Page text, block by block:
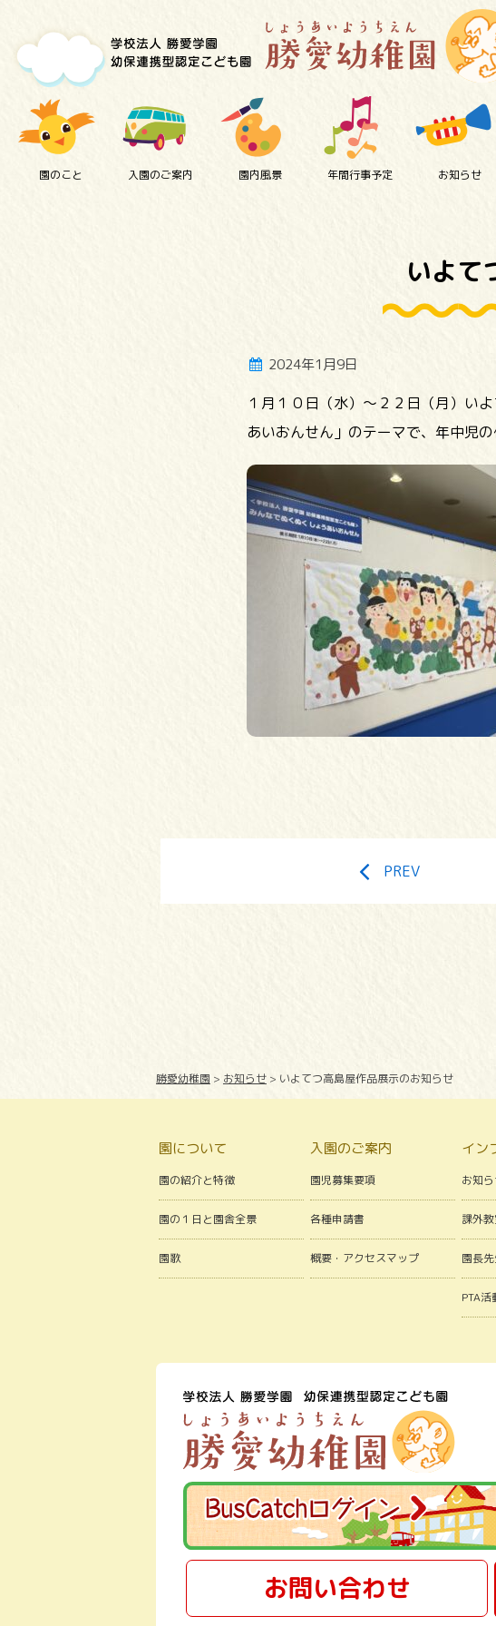
園のこと 入園のご案内 園内風景 年間行事予定 お知らせ
いよて
2024年1月9日
１月１０日（水）～２２日（月）い
あいおんせん」のテーマで、年中児
PREV
勝愛幼稚園 > お知らせ > いよてつ高島屋作品展示のお知らせ
園について
園の紹介と特徴
園の１日と園舎全景
園歌
入園のご案内
園児募集要項
各種申請書
概要・アクセスマップ
イン
お知
課外
園長
PTA活
お問い合わせ